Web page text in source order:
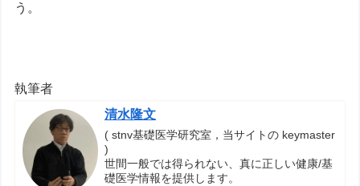
う。
執筆者
清水隆文
( stnv基礎医学研究室，当サイトの keymaster
)
世間一般では得られない、真に正しい健康/基
礎医学情報を提供します。